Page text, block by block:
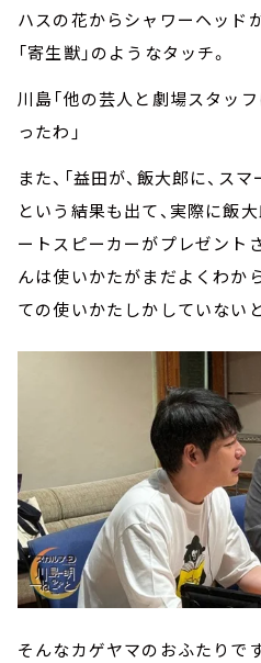
ハスの花からシャワーヘッド
「寄生獣」のようなタッチ。
川島「他の芸人と劇場スタッ
ったわ」
また、「益田が、飯大郎に、ス
という結果も出て、実際に飯
ートスピーカーがプレゼント
んは使いかたがまだよくわか
ての使いかたしかしていない
そんなカゲヤマのおふたりで